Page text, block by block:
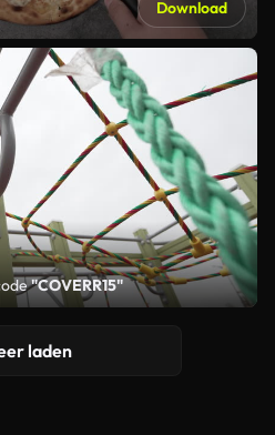
Download
"COVERR15"
laden